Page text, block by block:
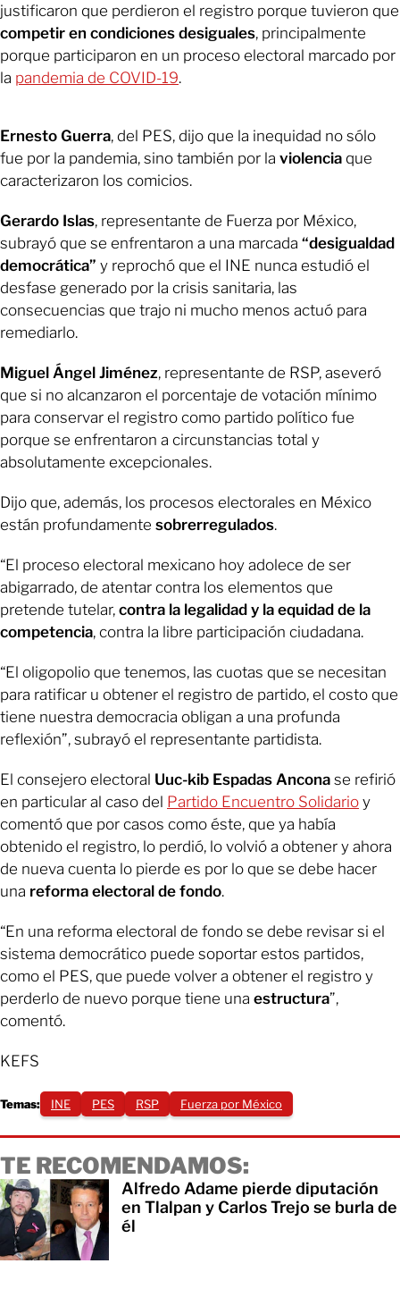
justificaron que perdieron el registro porque tuvieron que
competir en condiciones desiguales, principalmente
porque participaron en un proceso electoral marcado por
la pandemia de COVID-19.
Ernesto Guerra, del PES, dijo que la inequidad no sólo
fue por la pandemia, sino también por la violencia que
caracterizaron los comicios.
Gerardo Islas, representante de Fuerza por México,
subrayó que se enfrentaron a una marcada “desigualdad
democrática” y reprochó que el INE nunca estudió el
desfase generado por la crisis sanitaria, las
consecuencias que trajo ni mucho menos actuó para
remediarlo.
Miguel Ángel Jiménez, representante de RSP, aseveró
que si no alcanzaron el porcentaje de votación mínimo
para conservar el registro como partido político fue
porque se enfrentaron a circunstancias total y
absolutamente excepcionales.
Dijo que, además, los procesos electorales en México
están profundamente sobrerregulados.
“El proceso electoral mexicano hoy adolece de ser
abigarrado, de atentar contra los elementos que
pretende tutelar, contra la legalidad y la equidad de la
competencia, contra la libre participación ciudadana.
“El oligopolio que tenemos, las cuotas que se necesitan
para ratificar u obtener el registro de partido, el costo que
tiene nuestra democracia obligan a una profunda
reflexión”, subrayó el representante partidista.
El consejero electoral Uuc-kib Espadas Ancona se refirió
en particular al caso del Partido Encuentro Solidario y
comentó que por casos como éste, que ya había
obtenido el registro, lo perdió, lo volvió a obtener y ahora
de nueva cuenta lo pierde es por lo que se debe hacer
una reforma electoral de fondo.
“En una reforma electoral de fondo se debe revisar si el
sistema democrático puede soportar estos partidos,
como el PES, que puede volver a obtener el registro y
perderlo de nuevo porque tiene una estructura”,
comentó.
KEFS
Temas: INE PES RSP Fuerza por México
TE RECOMENDAMOS:
Alfredo Adame pierde diputación
en Tlalpan y Carlos Trejo se burla de
él